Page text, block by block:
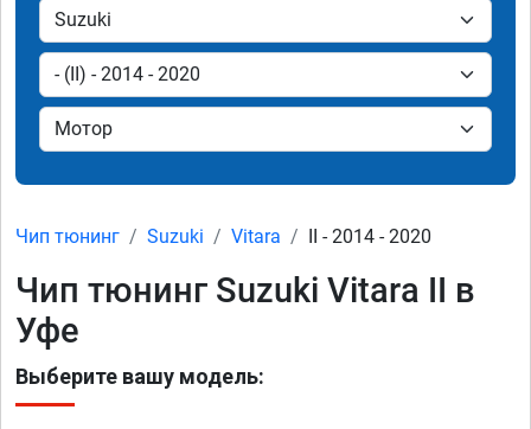
Чип тюнинг Suzuki Vitara II - 2014 - 2020
Чип тюнинг Suzuki Vitara II в
Уфе
Выберите вашу модель: